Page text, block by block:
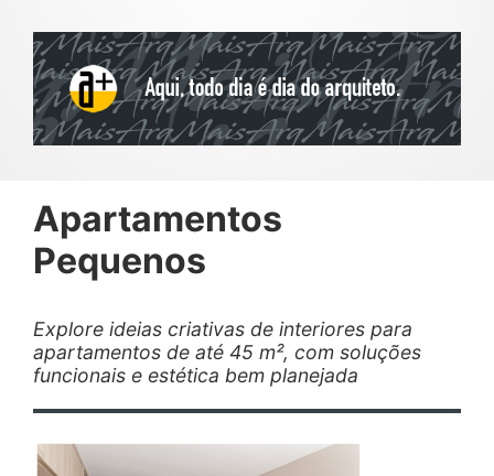
Apartamentos
Pequenos
Explore ideias criativas de interiores para
apartamentos de até 45 m², com soluções
funcionais e estética bem planejada